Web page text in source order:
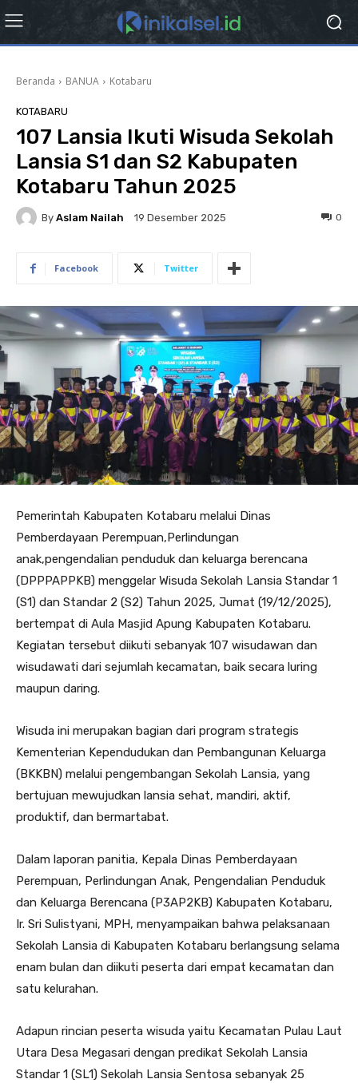
Beranda BANUA Kotabaru
KOTABARU
107 Lansia Ikuti Wisuda Sekolah
Lansia S1 dan S2 Kabupaten
Kotabaru Tahun 2025
By Aslam Nailah 19 Desember 2025 0
Facebook Twitter
Pemerintah Kabupaten Kotabaru melalui Dinas
Pemberdayaan Perempuan,Perlindungan
anak,pengendalian penduduk dan keluarga berencana
(DPPPAPPKB) menggelar Wisuda Sekolah Lansia Standar 1
(S1) dan Standar 2 (S2) Tahun 2025, Jumat (19/12/2025),
bertempat di Aula Masjid Apung Kabupaten Kotabaru.
Kegiatan tersebut diikuti sebanyak 107 wisudawan dan
wisudawati dari sejumlah kecamatan, baik secara luring
maupun daring.
Wisuda ini merupakan bagian dari program strategis
Kementerian Kependudukan dan Pembangunan Keluarga
(BKKBN) melalui pengembangan Sekolah Lansia, yang
bertujuan mewujudkan lansia sehat, mandiri, aktif,
produktif, dan bermartabat.
Dalam laporan panitia, Kepala Dinas Pemberdayaan
Perempuan, Perlindungan Anak, Pengendalian Penduduk
dan Keluarga Berencana (P3AP2KB) Kabupaten Kotabaru,
Ir. Sri Sulistyani, MPH, menyampaikan bahwa pelaksanaan
Sekolah Lansia di Kabupaten Kotabaru berlangsung selama
enam bulan dan diikuti peserta dari empat kecamatan dan
satu kelurahan.
Adapun rincian peserta wisuda yaitu Kecamatan Pulau Laut
Utara Desa Megasari dengan predikat Sekolah Lansia
Standar 1 (SL1) Sekolah Lansia Sentosa sebanyak 25